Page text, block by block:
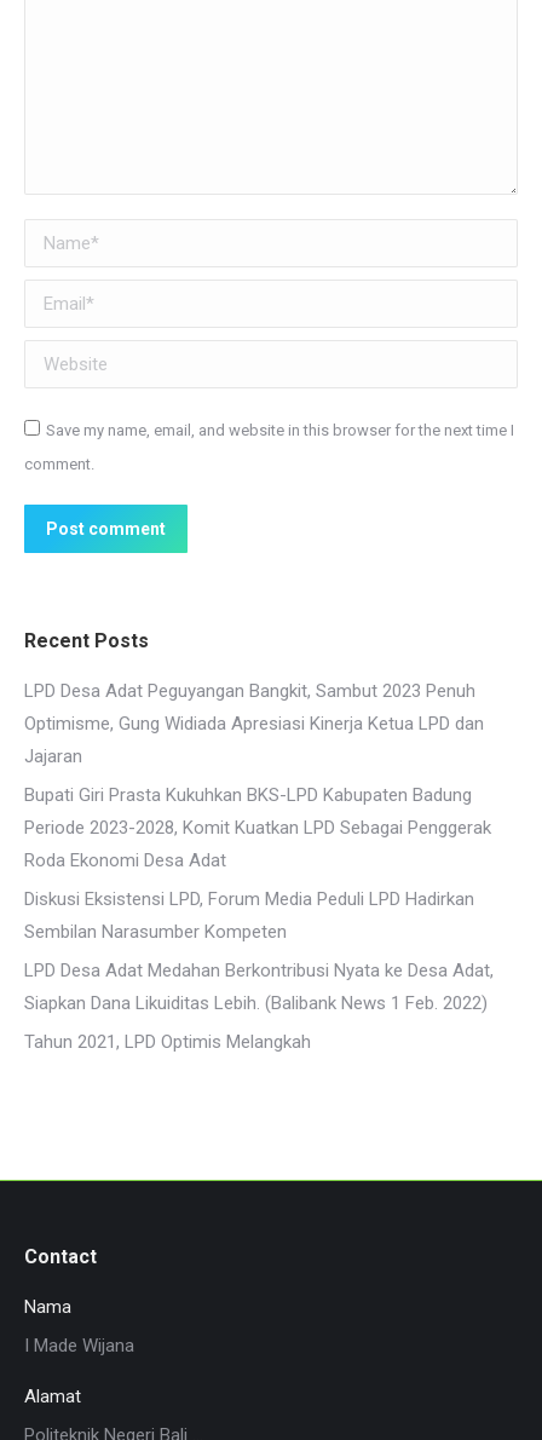
Name *
Email *
Website
Save my name, email, and website in this browser for the next time I
comment.
Post comment
Recent Posts
LPD Desa Adat Peguyangan Bangkit, Sambut 2023 Penuh
Optimisme, Gung Widiada Apresiasi Kinerja Ketua LPD dan
Jajaran
Bupati Giri Prasta Kukuhkan BKS-LPD Kabupaten Badung
Periode 2023-2028, Komit Kuatkan LPD Sebagai Penggerak
Roda Ekonomi Desa Adat
Diskusi Eksistensi LPD, Forum Media Peduli LPD Hadirkan
Sembilan Narasumber Kompeten
LPD Desa Adat Medahan Berkontribusi Nyata ke Desa Adat,
Siapkan Dana Likuiditas Lebih. (Balibank News 1 Feb. 2022)
Tahun 2021, LPD Optimis Melangkah
Contact
Nama
I Made Wijana
Alamat
Politeknik Negeri Bali ...